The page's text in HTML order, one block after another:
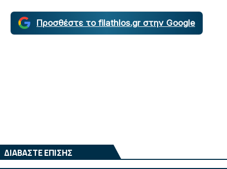
Προσθέστε το filathlos.gr στην Google
ΔΙΑΒΑΣΤΕ ΕΠΙΣΗΣ